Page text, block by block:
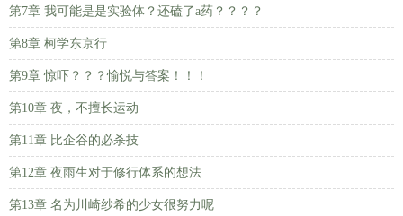
第7章 我可能是是实验体？还磕了a药？？？？
第8章 柯学东京行
第9章 惊吓？？？愉悦与答案！！！
第10章 夜，不擅长运动
第11章 比企谷的必杀技
第12章 夜雨生对于修行体系的想法
第13章 名为川崎纱希的少女很努力呢